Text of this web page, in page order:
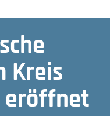
Kreis
eröffnet